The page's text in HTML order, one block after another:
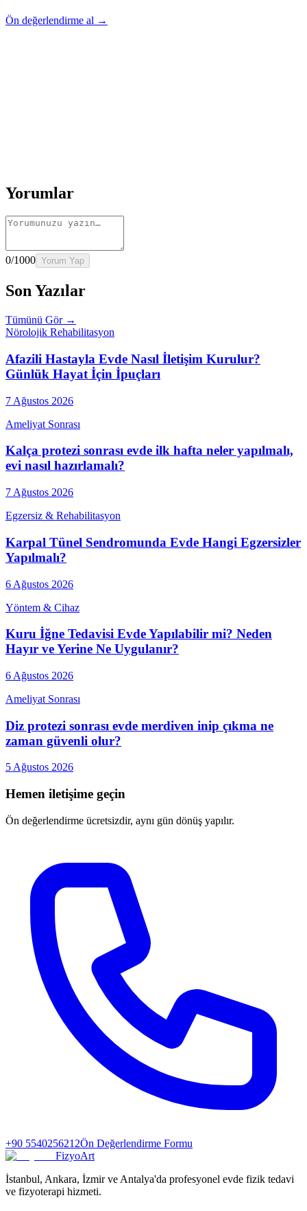
Ön değerlendirme al →
Yorumlar
0/1000 Yorum Yap
Son Yazılar
Tümünü Gör →
Nörolojik Rehabilitasyon
Afazili Hastayla Evde Nasıl İletişim Kurulur?
Günlük Hayat İçin İpuçları
7 Ağustos 2026
Ameliyat Sonrası
Kalça protezi sonrası evde ilk hafta neler yapılmalı,
evi nasıl hazırlamalı?
7 Ağustos 2026
Egzersiz & Rehabilitasyon
Karpal Tünel Sendromunda Evde Hangi Egzersizler
Yapılmalı?
6 Ağustos 2026
Yöntem & Cihaz
Kuru İğne Tedavisi Evde Yapılabilir mi? Neden
Hayır ve Yerine Ne Uygulanır?
6 Ağustos 2026
Ameliyat Sonrası
Diz protezi sonrası evde merdiven inip çıkma ne
zaman güvenli olur?
5 Ağustos 2026
Hemen iletişime geçin
Ön değerlendirme ücretsizdir, aynı gün dönüş yapılır.
+90 5540256212Ön Değerlendirme Formu
FizyoArt
İstanbul, Ankara, İzmir ve Antalya'da profesyonel evde fizik tedavi
ve fizyoterapi hizmeti.